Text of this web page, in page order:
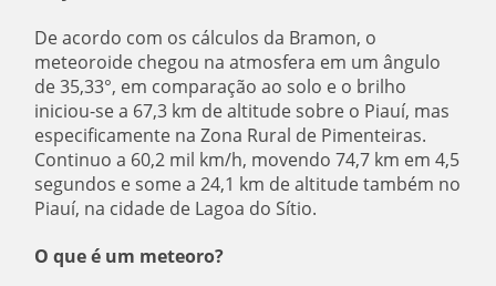
De acordo com os cálculos da Bramon, o
meteoroide chegou na atmosfera em um ângulo
de 35,33°, em comparação ao solo e o brilho
iniciou-se a 67,3 km de altitude sobre o Piauí, mas
especificamente na Zona Rural de Pimenteiras.
Continuo a 60,2 mil km/h, movendo 74,7 km em 4,5
segundos e some a 24,1 km de altitude também no
Piauí, na cidade de Lagoa do Sítio.
O que é um meteoro?